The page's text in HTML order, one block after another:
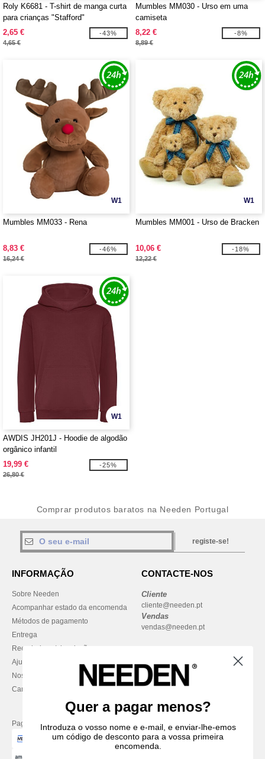
Roly K6681 - T-shirt de manga curta
para crianças "Stafford"
2,65 €
4,65 €
-43%
Mumbles MM030 - Urso em uma
camiseta
8,22 €
8,89 €
-8%
W1
Mumbles MM033 - Rena
8,83 €
16,24 €
-46%
W1
Mumbles MM001 - Urso de Bracken
10,06 €
12,22 €
-18%
W1
AWDIS JH201J - Hoodie de algodão
orgânico infantil
19,99 €
26,80 €
-25%
Comprar produtos baratos na Needen Portugal
registe-se!
INFORMAÇÃO
Sobre Needen
Acompanhar estado da encomenda
Métodos de pagamento
Entrega
Reembolsos / devoluções
Ajuda & FAQs
Nossos compromissos
Carreiras
CONTACTE-NOS
Cliente
cliente@needen.pt
Vendas
vendas@needen.pt
Pague com
Quer a pagar menos?
Introduza o vosso nome e e-mail, e enviar-lhe-emos
um código de desconto para a vossa primeira
encomenda.